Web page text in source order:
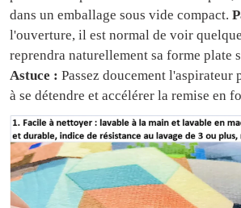
dans un emballage sous vide compact.
l'ouverture, il est normal de voir
reprendra naturellement sa forme plate
Astuce : Passez doucement l'aspirateur
à se détendre et accélérer la remise en